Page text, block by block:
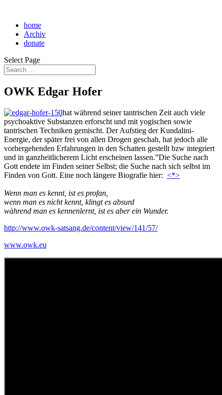
home
Archiv
donate
Select Page
OWK Edgar Hofer
hat während seiner tantrischen Zeit auch viele
psychoaktive Substanzen erforscht und mit yogischen sowie
tantrischen Techniken gemischt. Der Aufstieg der Kundalini-
Energie, der später frei von allen Drogen geschah, hat jedoch alle
vorhergehenden Erfahrungen in den Schatten gestellt bzw integriert
und in ganzheitlicherem Licht erscheinen lassen.”Die Suche nach
Gott endete im Finden seiner Selbst; die Suche nach sich selbst im
Finden von Gott. Eine noch längere Biografie hier: <*>
Wenn man es kennt, ist es profan,
wenn man es nicht kennt, klingt es absurd
während man es kennenlernt, ist es aber ein Wunder.
http://www.owk-satsang.de/content/view/141/57/
www.owk.eu